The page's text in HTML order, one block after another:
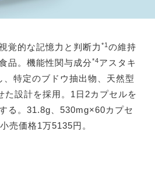
覚的な記憶力と判断力 *1 の維持
品。機能性関与成分*4アスタキ
特定のブドウ抽出物、天然型
た設計を採用。1日2カプセルを
る。31.8g、530mg×60カプセ
売価格1万5135円。